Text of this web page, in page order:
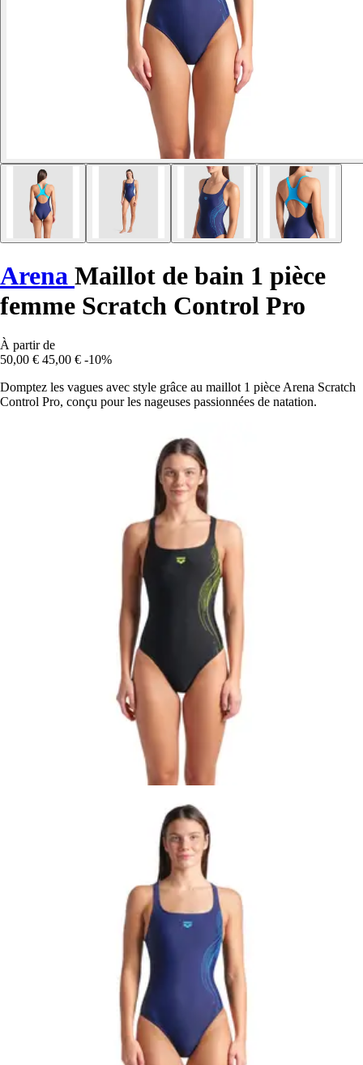
Arena Maillot de bain 1 pièce
femme Scratch Control Pro
À partir de
50,00 € 45,00 € -10%
Domptez les vagues avec style grâce au maillot 1 pièce Arena Scratch
Control Pro, conçu pour les nageuses passionnées de natation.